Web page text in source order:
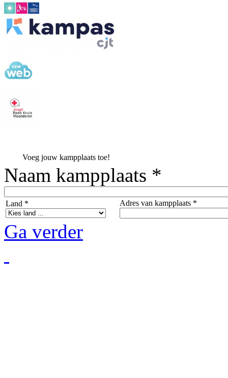
Voeg jouw kampplaats toe!
Naam kampplaats *
Land * Adres van kampplaats *
Ga verder